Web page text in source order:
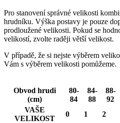
Pro stanovení správné velikosti
hrudníku. Výška postavy je pouze
prodloužené velikosti. Pokud se
velikostí, zvolte raději větší velikost.
V případě, že si nejste výběrem
Vám s výběrem velikosti pomůžeme.
Obvod hrudi
(cm)
80-
84
84-
88
88-
92
VAŠE
VELIKOST
0 1 2